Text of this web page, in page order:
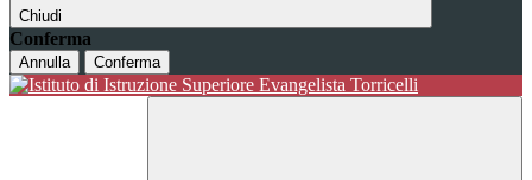
Chiudi
Conferma
Annulla Conferma